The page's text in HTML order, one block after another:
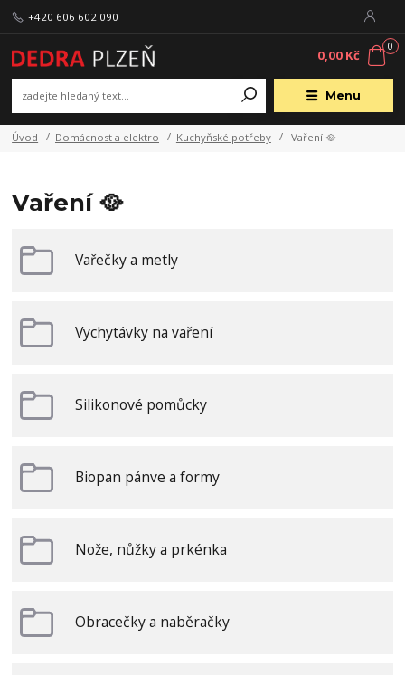
Menu
+420 606 602 090
0
0,00 Kč
Úvod Domácnost a elektro Kuchyňské potřeby Vaření 🥘
Vaření 🥘
Vařečky a metly
Vychytávky na vaření
Silikonové pomůcky
Biopan pánve a formy
Nože, nůžky a prkénka
Obracečky a naběračky